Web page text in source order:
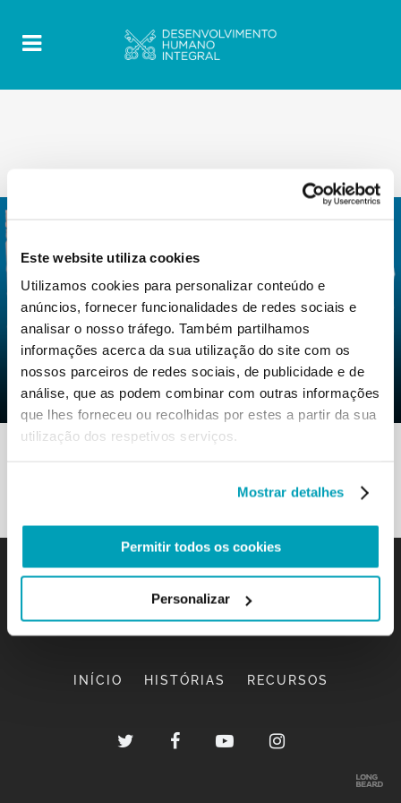
Este website utiliza cookies
Utilizamos cookies para personalizar conteúdo e
anúncios, fornecer funcionalidades de redes sociais e
analisar o nosso tráfego. Também partilhamos
informações acerca da sua utilização do site com os
nossos parceiros de redes sociais, de publicidade e de
análise, que as podem combinar com outras informações
que lhes forneceu ou recolhidas por estes a partir da sua
utilização dos respetivos serviços.
Mostrar detalhes
Permitir todos os cookies
Personalizar
| By
0
Comments
|
Construir o futuro com os migrantes e
os refugiados: um futuro a construir
juntos
INÍCIO HISTÓRIAS RECURSOS